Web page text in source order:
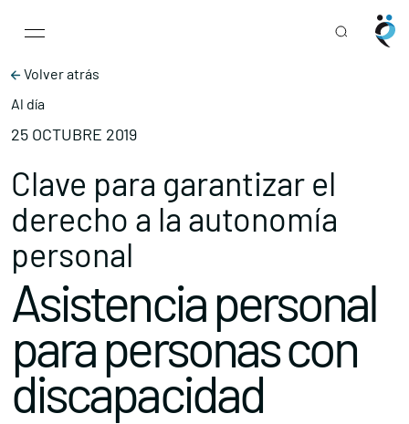
Main Navigation
Volver atrás
Al día
25 OCTUBRE 2019
Clave para garantizar el
derecho a la autonomía
personal
Asistencia personal
para personas con
discapacidad